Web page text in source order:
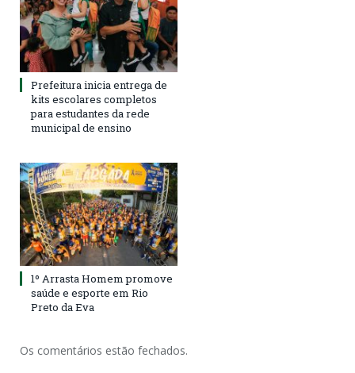
Prefeitura inicia entrega de
kits escolares completos
para estudantes da rede
municipal de ensino
1º Arrasta Homem promove
saúde e esporte em Rio
Preto da Eva
Os comentários estão fechados.